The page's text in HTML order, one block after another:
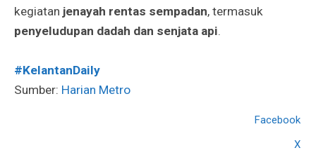
kegiatan jenayah rentas sempadan, termasuk
penyeludupan dadah dan senjata api.
#KelantanDaily
Sumber: Harian Metro
Facebook
X